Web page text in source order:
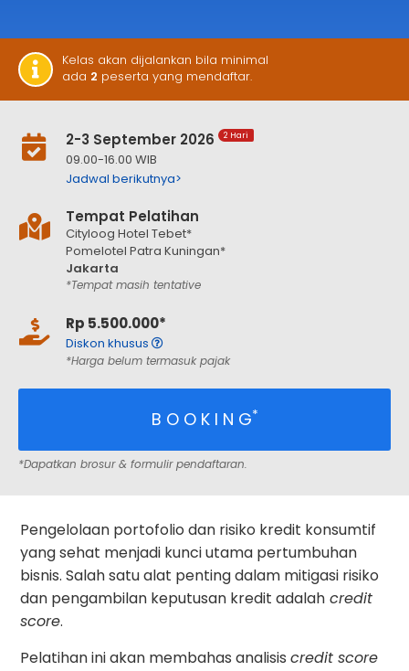
Kelas akan dijalankan bila minimal
ada 2 peserta yang mendaftar.
2-3 September 2026 2 Hari
09.00-16.00 WIB
Jadwal berikutnya>
Tempat Pelatihan
Cityloog Hotel Tebet*
Pomelotel Patra Kuningan*
Jakarta
*Tempat masih tentative
Rp 5.500.000*
Diskon khusus
*Harga belum termasuk pajak
B O O K I N G*
*Dapatkan brosur & formulir pendaftaran.
Pengelolaan portofolio dan risiko kredit konsumtif
yang sehat menjadi kunci utama pertumbuhan
bisnis. Salah satu alat penting dalam mitigasi risiko
dan pengambilan keputusan kredit adalah credit
score.
Pelatihan ini akan membahas analisiscredit score